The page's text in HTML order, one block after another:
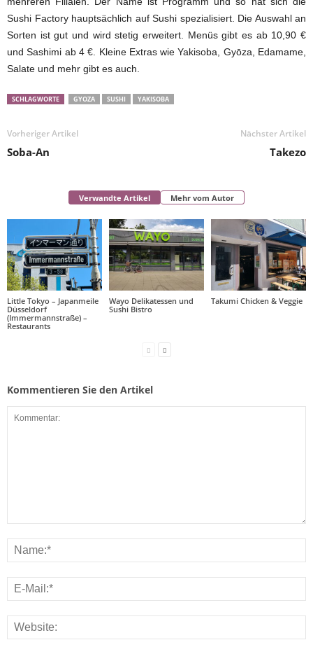
Sushi Factory hauptsächlich auf Sushi spezialisiert. Die Auswahl an
Sorten ist gut und wird stetig erweitert. Menüs gibt es ab 10,90 €
und Sashimi ab 4 €. Kleine Extras wie Yakisoba, Gyōza, Edamame,
Salate und mehr gibt es auch.
SCHLAGWORTE GYOZA SUSHI YAKISOBA
Vorheriger Artikel
Soba-An
Nächster Artikel
Takezo
Verwandte Artikel Mehr vom Autor
Little Tokyo – Japanmeile
Düsseldorf
(Immermannstraße) –
Restaurants
Wayo Delikatessen und
Sushi Bistro
Takumi Chicken & Veggie
Kommentieren Sie den Artikel